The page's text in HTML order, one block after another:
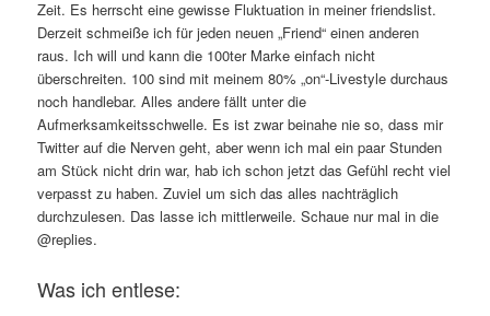
Zeit. Es herrscht eine gewisse Fluktuation in meiner friendslist.
Derzeit schmeiße ich für jeden neuen „Friend“ einen anderen
raus. Ich will und kann die 100ter Marke einfach nicht
überschreiten. 100 sind mit meinem 80% „on“-Livestyle durchaus
noch handlebar. Alles andere fällt unter die
Aufmerksamkeitsschwelle. Es ist zwar beinahe nie so, dass mir
Twitter auf die Nerven geht, aber wenn ich mal ein paar Stunden
am Stück nicht drin war, hab ich schon jetzt das Gefühl recht viel
verpasst zu haben. Zuviel um sich das alles nachträglich
durchzulesen. Das lasse ich mittlerweile. Schaue nur mal in die
@replies.
Was ich entlese: